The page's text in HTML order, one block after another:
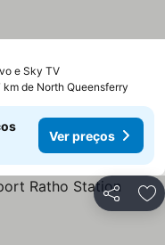
e Sky TVVer preços
km de North Queensferry
Ver preços
Partilhar